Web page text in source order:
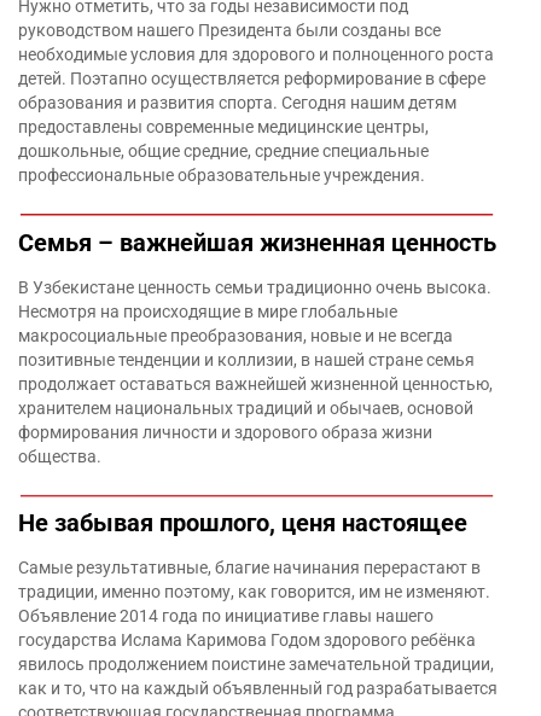
Нужно отметить, что за годы независимости под
руководством нашего Президента были созданы все
необходимые условия для здорового и полноценного роста
детей. Поэтапно осуществляется реформирование в сфере
образования и развития спорта. Сегодня нашим детям
предоставлены современные медицинские центры,
дошкольные, общие средние, средние специальные
профессиональные образовательные учреждения.
Семья – важнейшая жизненная ценность
В Узбекистане ценность семьи традиционно очень высока.
Несмотря на происходящие в мире глобальные
макросоциальные преобразования, новые и не всегда
позитивные тенденции и коллизии, в нашей стране семья
продолжает оставаться важнейшей жизненной ценностью,
хранителем национальных традиций и обычаев, основой
формирования личности и здорового образа жизни
общества.
Не забывая прошлого, ценя настоящее
Самые результативные, благие начинания перерастают в
традиции, именно поэтому, как говорится, им не изменяют.
Объявление 2014 года по инициативе главы нашего
государства Ислама Каримова Годом здорового ребёнка
явилось продолжением поистине замечательной традиции,
как и то, что на каждый объявленный год разрабатывается